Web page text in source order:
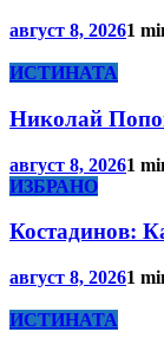
август 8, 20261
ИСТИНАТА
Николай
август 8, 20261
ИЗБРАНО
Костадинов:
август 8, 20261
ИСТИНАТА